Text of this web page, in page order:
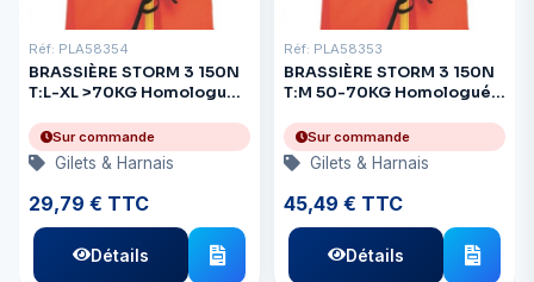
Réf: PLA58354
BRASSIÈRE STORM 3 150N
T:L-XL >70KG Homologué
Sur commande
Gilets & Harnais
29,79 € TTC
Détails
Réf: PLA58353
BRASSIÈRE STORM 3 150N
T:M 50-70KG Homologué
Sur commande
Gilets & Harnais
45,49 € TTC
Détails